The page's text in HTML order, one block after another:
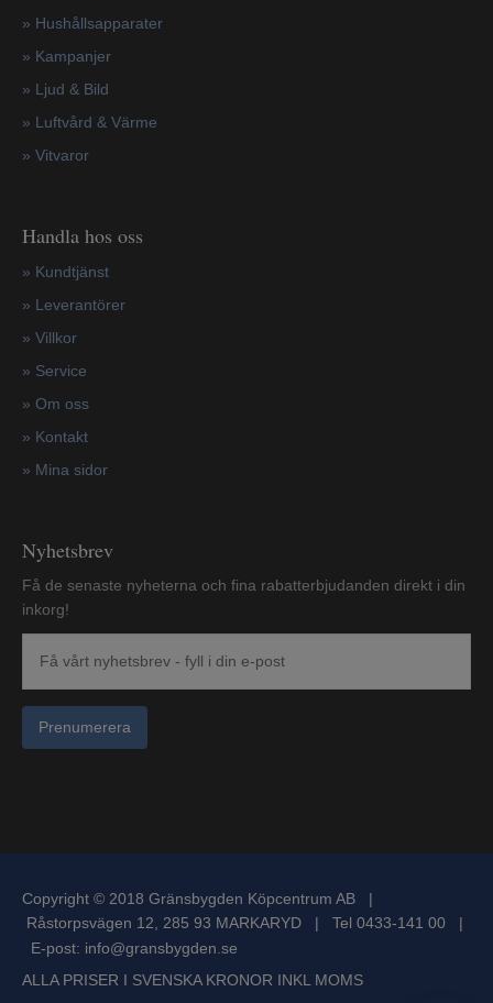
» Hushållsapparater
» Kampanjer
» Ljud & Bild
» Luftvård & Värme
» Vitvaror
Handla hos oss
» Kundtjänst
» Leverantörer
» Villkor
» Service
» Om oss
» Kontakt
» Mina sidor
Nyhetsbrev
Få de senaste nyheterna och fina rabatterbjudanden direkt i din
inkorg!
Prenumerera
Copyright © 2018 Gränsbygden Köpcentrum AB |
Råstorpsvägen 12, 285 93 MARKARYD | Tel 0433-141 00 |
E-post: info@gransbygden.se
ALLA PRISER I SVENSKA KRONOR INKL MOMS